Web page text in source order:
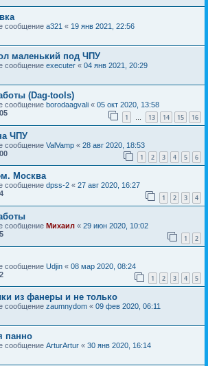
сообщение a321 « 19 янв 2021, 22:56
маленький под ЧПУ
сообщение executer « 04 янв 2021, 20:29
(Dag-tools)
сообщение borodaagvali « 05 окт 2020, 13:58
1 … 13 14 15 16
ЧПУ
сообщение ValVamp « 28 авг 2020, 18:53
1 2 3 4 5 6
Москва
сообщение dpss-2 « 27 авг 2020, 16:27
1 2 3 4
сообщение Mихаил « 29 июн 2020, 10:02
1 2
сообщение Udjin « 08 мар 2020, 08:24
1 2 3 4 5
из фанеры и не только
сообщение zaumnydom « 09 фев 2020, 06:11
панно
сообщение ArturArtur « 30 янв 2020, 16:14